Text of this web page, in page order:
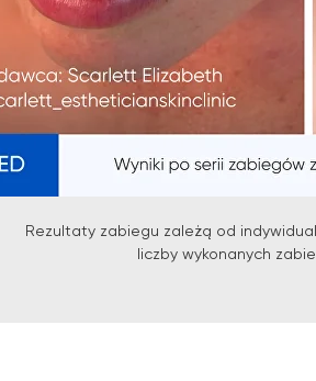
Rezultaty zabiegu zależą od
liczby wykonanych